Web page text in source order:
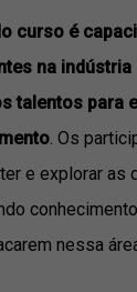
curso é
na
talentos para
. Os
e explorar as
nessa